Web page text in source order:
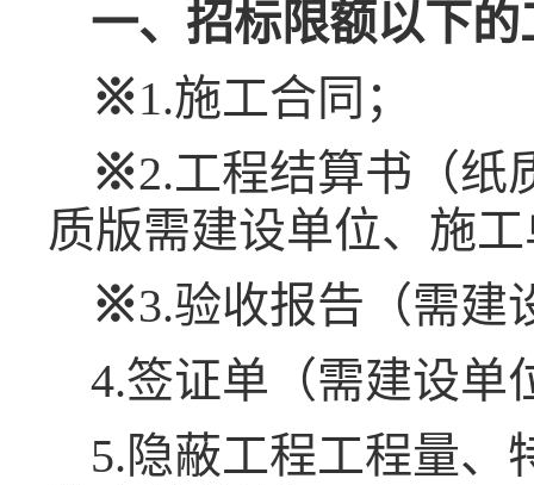
一、招标限额以下
※1.施工合同；
※2.工程结算书（纸
质版需建设单位、施
※3.验收报告（需建
4.签证单（需建设单
5.隐蔽工程工程量、